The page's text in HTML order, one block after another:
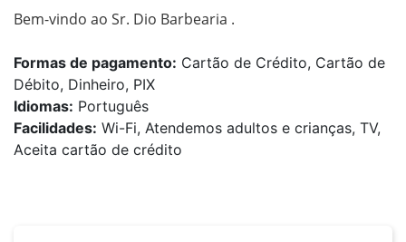
Bem-vindo ao Sr. Dio Barbearia .
Formas de pagamento: Cartão de Crédito, Cartão de
Débito, Dinheiro, PIX
Idiomas: Português
Facilidades: Wi-Fi, Atendemos adultos e crianças, TV,
Aceita cartão de crédito